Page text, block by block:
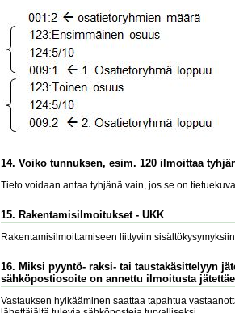
14. Voiko tunnuksen, esim. 120 ilmoittaa
Tieto voidaan antaa tyhjänä vain, jos se on
15. Rakentamisilmoitukset - UKK
Rakentamisilmoittamiseen liittyviin
16. Miksi pyyntö- raksi- tai taustakäsittelyyn
sähköpostiosoite on annettu ilmoitusta
Vastauksen hylkääminen saattaa tapahtua